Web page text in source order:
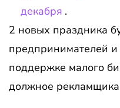
декабря .
2 новых праздника
предпринимателей
поддержке малого
должное